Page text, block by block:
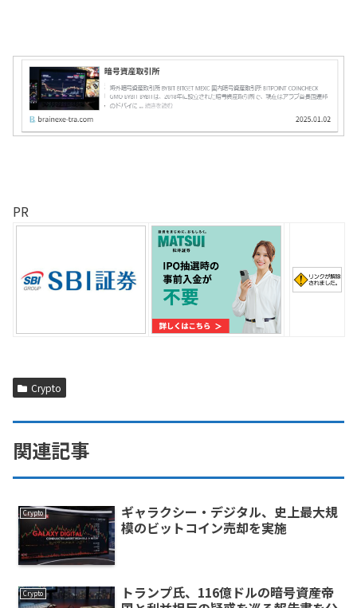
PR
Crypto
関連記事
Crypto
ギャラクシー・デジタル、史上最大規
模のビットコイン売却を実施
Crypto
トランプ氏、116億ドルの暗号資産帝